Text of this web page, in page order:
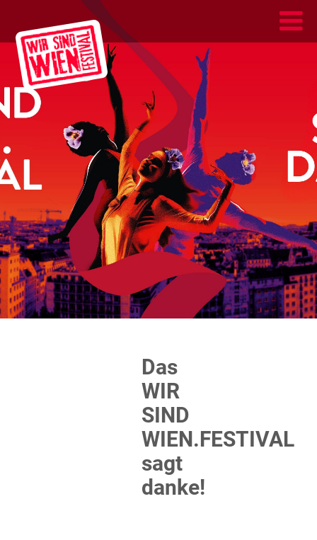
Das
WIR
SIND
WIEN.FESTIVAL
sagt
danke!